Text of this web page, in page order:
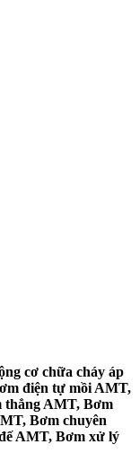
cơ chữa cháy áp
điện tự mồi AMT,
thẳng AMT, Bơm
Bơm chuyên
AMT, Bơm xử lý